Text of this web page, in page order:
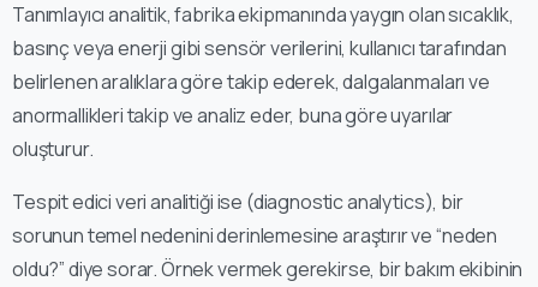
Tanımlayıcı analitik, fabrika ekipmanında yaygın olan sıcaklık,
basınç veya enerji gibi sensör verilerini, kullanıcı tarafından
belirlenen aralıklara göre takip ederek, dalgalanmaları ve
anormallikleri takip ve analiz eder, buna göre uyarılar
oluşturur.
Tespit edici veri analitiği ise (diagnostic analytics), bir
sorunun temel nedenini derinlemesine araştırır ve “neden
oldu?” diye sorar. Örnek vermek gerekirse, bir bakım ekibinin